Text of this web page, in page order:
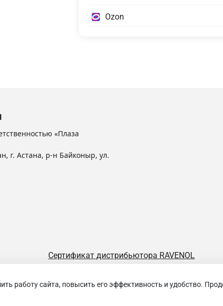
0,4 Ozon
«Плаза
г. Астана, р-н Байконыр, ул.
Сертификат дистрибьютора RAVENOL
с ограниченной ответственностью «Плаза
работу сайта, повысить его эффективность и удобство.